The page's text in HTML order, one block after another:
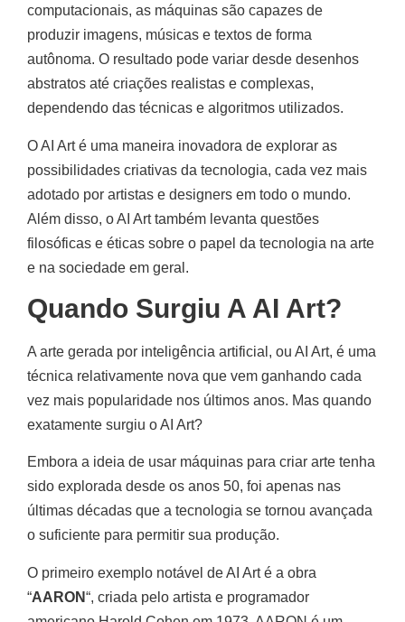
computacionais, as máquinas são capazes de
produzir imagens, músicas e textos de forma
autônoma. O resultado pode variar desde desenhos
abstratos até criações realistas e complexas,
dependendo das técnicas e algoritmos utilizados.
O AI Art é uma maneira inovadora de explorar as
possibilidades criativas da tecnologia, cada vez mais
adotado por artistas e designers em todo o mundo.
Além disso, o AI Art também levanta questões
filosóficas e éticas sobre o papel da tecnologia na arte
e na sociedade em geral.
Quando Surgiu A AI Art?
A arte gerada por inteligência artificial, ou AI Art, é uma
técnica relativamente nova que vem ganhando cada
vez mais popularidade nos últimos anos. Mas quando
exatamente surgiu o AI Art?
Embora a ideia de usar máquinas para criar arte tenha
sido explorada desde os anos 50, foi apenas nas
últimas décadas que a tecnologia se tornou avançada
o suficiente para permitir sua produção.
O primeiro exemplo notável de AI Art é a obra
“AARON“, criada pelo artista e programador